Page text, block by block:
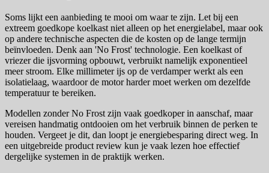
Soms lijkt een aanbieding te mooi om waar te zijn. Let bij een
extreem goedkope koelkast niet alleen op het energielabel, maar ook
op andere technische aspecten die de kosten op de lange termijn
beïnvloeden. Denk aan 'No Frost' technologie. Een koelkast of
vriezer die ijsvorming opbouwt, verbruikt namelijk exponentieel
meer stroom. Elke millimeter ijs op de verdamper werkt als een
isolatielaag, waardoor de motor harder moet werken om dezelfde
temperatuur te bereiken.
Modellen zonder No Frost zijn vaak goedkoper in aanschaf, maar
vereisen handmatig ontdooien om het verbruik binnen de perken te
houden. Vergeet je dit, dan loopt je energiebesparing direct weg. In
een uitgebreide product review kun je vaak lezen hoe effectief
dergelijke systemen in de praktijk werken.